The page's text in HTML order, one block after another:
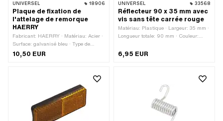
UNIVERSEL 18906
Plaque de fixation de
l'attelage de remorque
HAERRY
Fabricant: HAERRY · Matériau: Acier ·
Surface: galvanisé bleu · Type de
filetage: MF8x1 (filetage fin)
10,50 EUR
UNIVERSEL 33568
Réflecteur 90 x 35 mm avec
vis sans tête carrée rouge
Matériau: Plastique · Largeur: 35 mm ·
Longueur totale: 90 mm · Couleur:
Nombre de points de fixation: 1 pcs ·
Marque de certification: E4
6,95 EUR